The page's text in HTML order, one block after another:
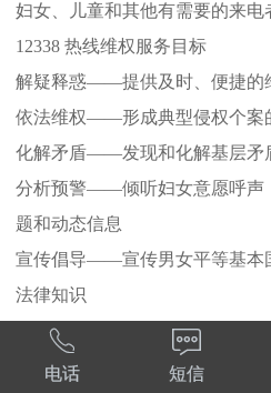
妇女、儿童和其他有需要的来电
12338 热线维权服务目标
解疑释惑——提供及时、便捷的
依法维权——形成典型侵权个案
化解矛盾——发现和化解基层矛
分析预警——倾听妇女意愿呼声
题和动态信息
宣传倡导——宣传男女平等基本
法律知识
热线组织架构

电话

短信